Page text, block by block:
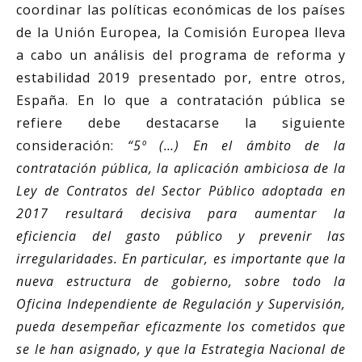
coordinar las políticas económicas de los países
de la Unión Europea, la Comisión Europea lleva
a cabo un análisis del programa de reforma y
estabilidad 2019 presentado por, entre otros,
España. En lo que a contratación pública se
refiere debe destacarse la siguiente
consideración: “5º (…) En el ámbito de la
contratación pública, la aplicación ambiciosa de la
Ley de Contratos del Sector Público adoptada en
2017 resultará decisiva para aumentar la
eficiencia del gasto público y prevenir las
irregularidades. En particular, es importante que la
nueva estructura de gobierno, sobre todo la
Oficina Independiente de Regulación y Supervisión,
pueda desempeñar eficazmente los cometidos que
se le han asignado, y que la Estrategia Nacional de